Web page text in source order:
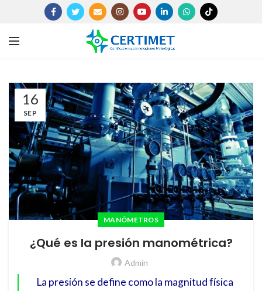
16
SEP
MANÓMETROS
¿Qué es la presión manométrica?
Admin
La presión se define como la magnitud física